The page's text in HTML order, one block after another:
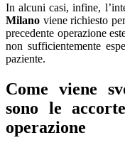
In alcuni casi, infine,
Milano viene richiesto
precedente operazione
non sufficientemente
paziente.
Come viene
sono le
operazione